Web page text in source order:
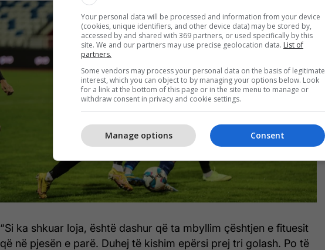
“Si ka shkuar loja, është dashur që ta mbyllim çështjen e fituesit
që në pjesën e parë. Duhej të kishim epërsi prej tri golash. Po të
Your personal data will be processed and information from your device
(cookies, unique identifiers, and other device data) may be stored by,
accessed by and shared with 369 partners, or used specifically by this
site. We and our partners may use precise geolocation data. List of
partners.
Some vendors may process your personal data on the basis of legitimate
interest, which you can object to by managing your options below. Look
for a link at the bottom of this page or in the site menu to manage or
withdraw consent in privacy and cookie settings.
Consent
Manage options